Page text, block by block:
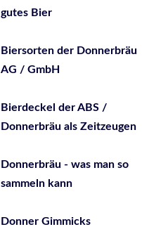
gutes Bier
Biersorten der Donnerbräu
AG / GmbH
Bierdeckel der ABS /
Donnerbräu als Zeitzeugen
Donnerbräu - was man so
sammeln kann
Donner Gimmicks